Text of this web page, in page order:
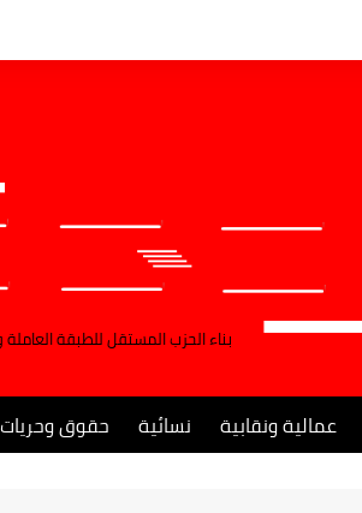
بناء الحزب المستقل للطبقة
عمالية ونقابية نسائية حقوق وحريات